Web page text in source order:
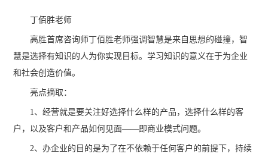
丁佰胜老师
高胜首席咨询师丁佰胜老师强调智慧是来自思想的碰撞，智
慧是选择有知识的人为你实现目标。学习知识的意义在于为企业
和社会创造价值。
亮点摘取：
1、经营就是要关注好选择什么样的产品，选择什么样的客
户，以及客户和产品如何见面——即商业模式问题。
2、办企业的目的是为了在不依赖于任何客户的前提下，持续